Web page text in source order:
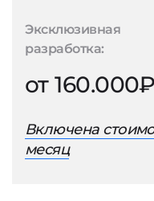
Эксклюзивная
разработка:
от 160.000₽
Включена
месяц